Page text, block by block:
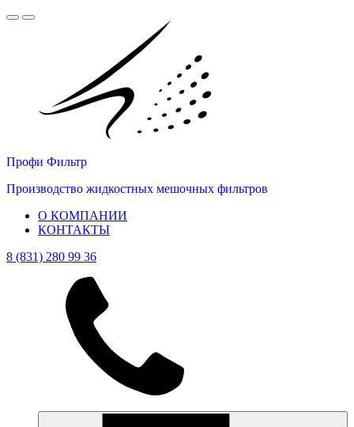
Профи Фильтр
Производство жидкостных мешочных фильтров
О КОМПАНИИ
КОНТАКТЫ
8 (831) 280 99 36